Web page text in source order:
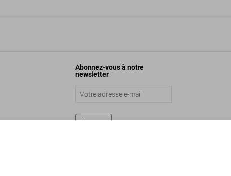
Abonnez-vous à notre
newsletter
Envoyer